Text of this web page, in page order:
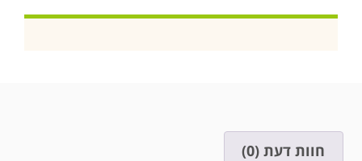
חוות דעת (0)